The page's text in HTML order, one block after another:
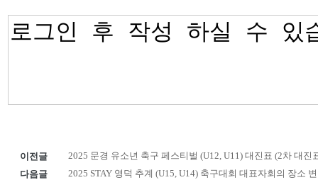
이전글 2025 문경 유소년 축구 페스티벌 (U12, U11) 대진표 (2차 대진
다음글 2025 STAY 영덕 추계 (U15, U14) 축구대회 대표자회의 장소